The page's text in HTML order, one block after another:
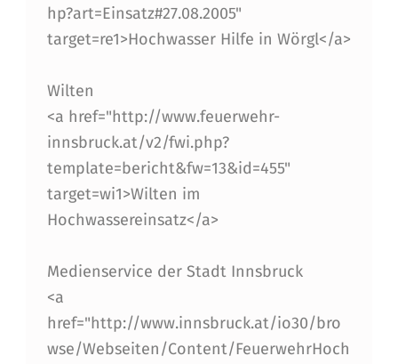
hp?art=Einsatz#27.08.2005"
target=re1>Hochwasser Hilfe in Wörgl</a>
Wilten
<a href="http://www.feuerwehr-
innsbruck.at/v2/fwi.php?
template=bericht&fw=13&id=455"
target=wi1>Wilten im
Hochwassereinsatz</a>
Medienservice der Stadt Innsbruck
<a
href="http://www.innsbruck.at/io30/bro
wse/Webseiten/Content/FeuerwehrHoch